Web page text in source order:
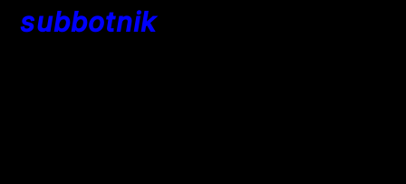
subbotnik